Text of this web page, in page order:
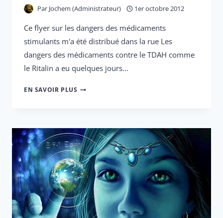
Par Jochem (Administrateur) 1er octobre 2012
Ce flyer sur les dangers des médicaments
stimulants m'a été distribué dans la rue Les
dangers des médicaments contre le TDAH comme
le Ritalin a eu quelques jours...
EN SAVOIR PLUS LES
LE
TDAH
MENACENT
LA
JEUNE
GÉNÉRATION
(UN